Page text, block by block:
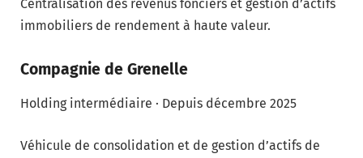
Centralisation des revenus fonciers et gestion d’actifs
immobiliers de rendement à haute valeur.
Compagnie de Grenelle
Holding intermédiaire · Depuis décembre 2025
Véhicule de consolidation et de gestion d’actifs de